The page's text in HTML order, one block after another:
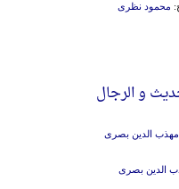
محمود نظری
و الرجال
مهذب الدین بصری
الدین بصری